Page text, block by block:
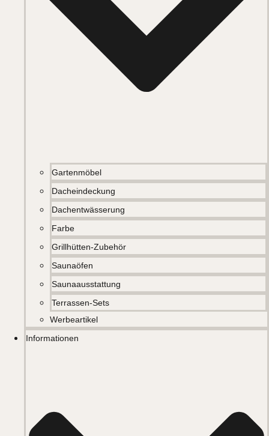
Gartenmöbel
Dacheindeckung
Dachentwässerung
Farbe
Grillhütten-Zubehör
Saunaöfen
Saunaausstattung
Terrassen-Sets
Werbeartikel
Informationen